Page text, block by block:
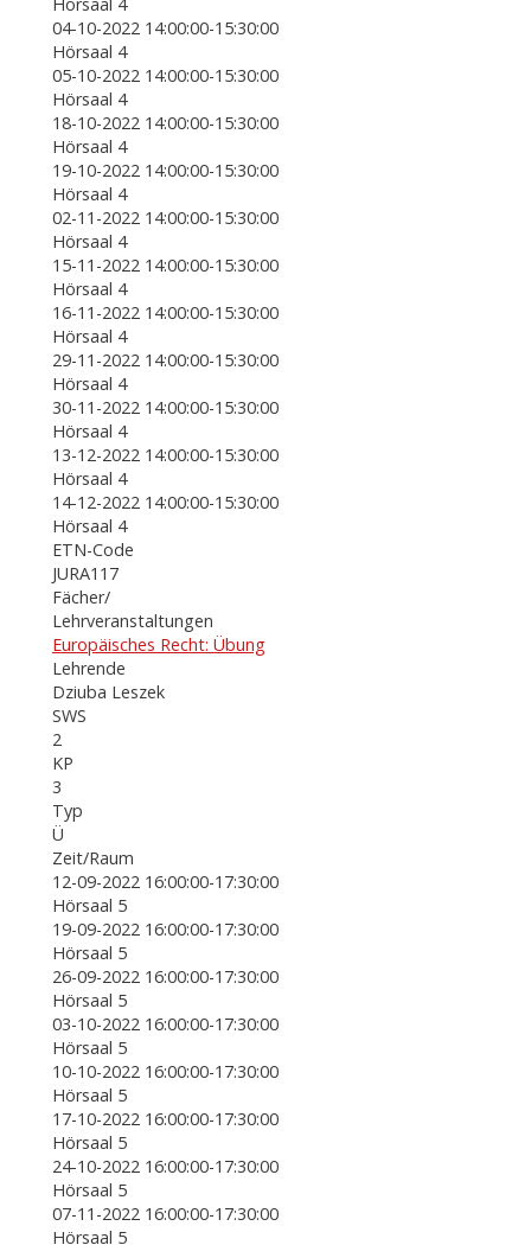
Hörsaal 4
04-10-2022 14:00:00-15:30:00
Hörsaal 4
05-10-2022 14:00:00-15:30:00
Hörsaal 4
18-10-2022 14:00:00-15:30:00
Hörsaal 4
19-10-2022 14:00:00-15:30:00
Hörsaal 4
02-11-2022 14:00:00-15:30:00
Hörsaal 4
15-11-2022 14:00:00-15:30:00
Hörsaal 4
16-11-2022 14:00:00-15:30:00
Hörsaal 4
29-11-2022 14:00:00-15:30:00
Hörsaal 4
30-11-2022 14:00:00-15:30:00
Hörsaal 4
13-12-2022 14:00:00-15:30:00
Hörsaal 4
14-12-2022 14:00:00-15:30:00
Hörsaal 4
ETN-Code
JURA117
Fächer/
Lehrveranstaltungen
Europäisches Recht: Übung
Lehrende
Dziuba Leszek
SWS
2
KP
3
Typ
Ü
Zeit/Raum
12-09-2022 16:00:00-17:30:00
Hörsaal 5
19-09-2022 16:00:00-17:30:00
Hörsaal 5
26-09-2022 16:00:00-17:30:00
Hörsaal 5
03-10-2022 16:00:00-17:30:00
Hörsaal 5
10-10-2022 16:00:00-17:30:00
Hörsaal 5
17-10-2022 16:00:00-17:30:00
Hörsaal 5
24-10-2022 16:00:00-17:30:00
Hörsaal 5
07-11-2022 16:00:00-17:30:00
Hörsaal 5